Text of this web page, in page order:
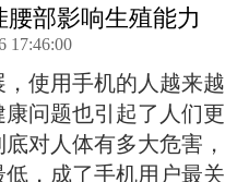
介绍
机挂腰部影
2006/9/16 17:46:00